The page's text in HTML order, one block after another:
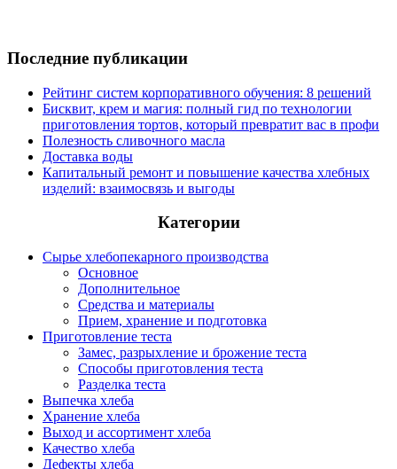
Последние публикации
Рейтинг систем корпоративного обучения: 8 решений
Бисквит, крем и магия: полный гид по технологии
приготовления тортов, который превратит вас в профи
Полезность сливочного масла
Доставка воды
Капитальный ремонт и повышение качества хлебных
изделий: взаимосвязь и выгоды
Категории
Сырье хлебопекарного производства
Основное
Дополнительное
Средства и материалы
Прием, хранение и подготовка
Приготовление теста
Замес, разрыхление и брожение теста
Способы приготовления теста
Разделка теста
Выпечка хлеба
Хранение хлеба
Выход и ассортимент хлеба
Качество хлеба
Дефекты хлеба